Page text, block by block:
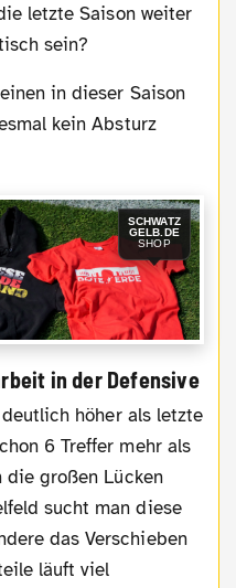
letzte Saison weiter
sein?
kein Absturz
SCHWATZ
GELB.DE
SHOP
in der Defensive
6 Treffer mehr als
die großen Lücken
sucht man diese
das Verschieben
läuft viel